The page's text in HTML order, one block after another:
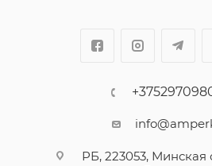
РБ, 223053,